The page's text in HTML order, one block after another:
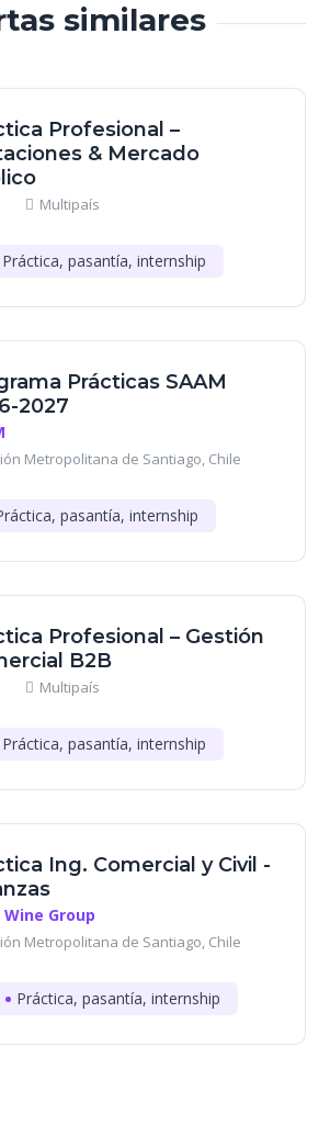
similares
Profesional –
& Mercado
Multipaís
Práctica, pasantía, internship
Prácticas SAAM
2027
Metropolitana de Santiago, Chile
pasantía, internship
Profesional – Gestión
B2B
Multipaís
Práctica, pasantía, internship
Ing. Comercial y Civil -
Wine Group
Metropolitana de Santiago, Chile
Práctica, pasantía, internship